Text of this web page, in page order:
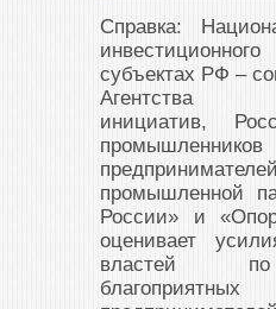
Справка:
субъектах РФ –
Агентства
инициатив,
промышленной
России» и
оценивает
властей